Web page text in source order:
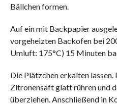
Bällchen formen.
Auf ein mit Backpapier
vorgeheizten Backofen bei
Umluft: 175°C) 15 Minuten
Die Plätzchen erkalten lassen.
Zitronensaft glatt rühren und
überziehen. Anschließend in